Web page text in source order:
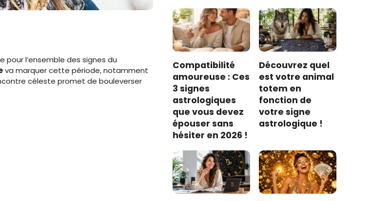
pour l’ensemble des signes du
va marquer cette période, notamment
céleste promet de bouleverser
Compatibilité
amoureuse : Ces
3 signes
astrologiques
que vous devez
épouser sans
hésiter en 2026 !
Découvrez quel
est votre animal
totem en
fonction de
votre signe
astrologique !